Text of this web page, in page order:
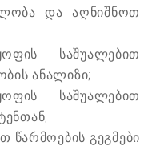
და აღნიშნოთ
საშუალებით
ანალიზი;
საშუალებით
წარმოების გეგმები